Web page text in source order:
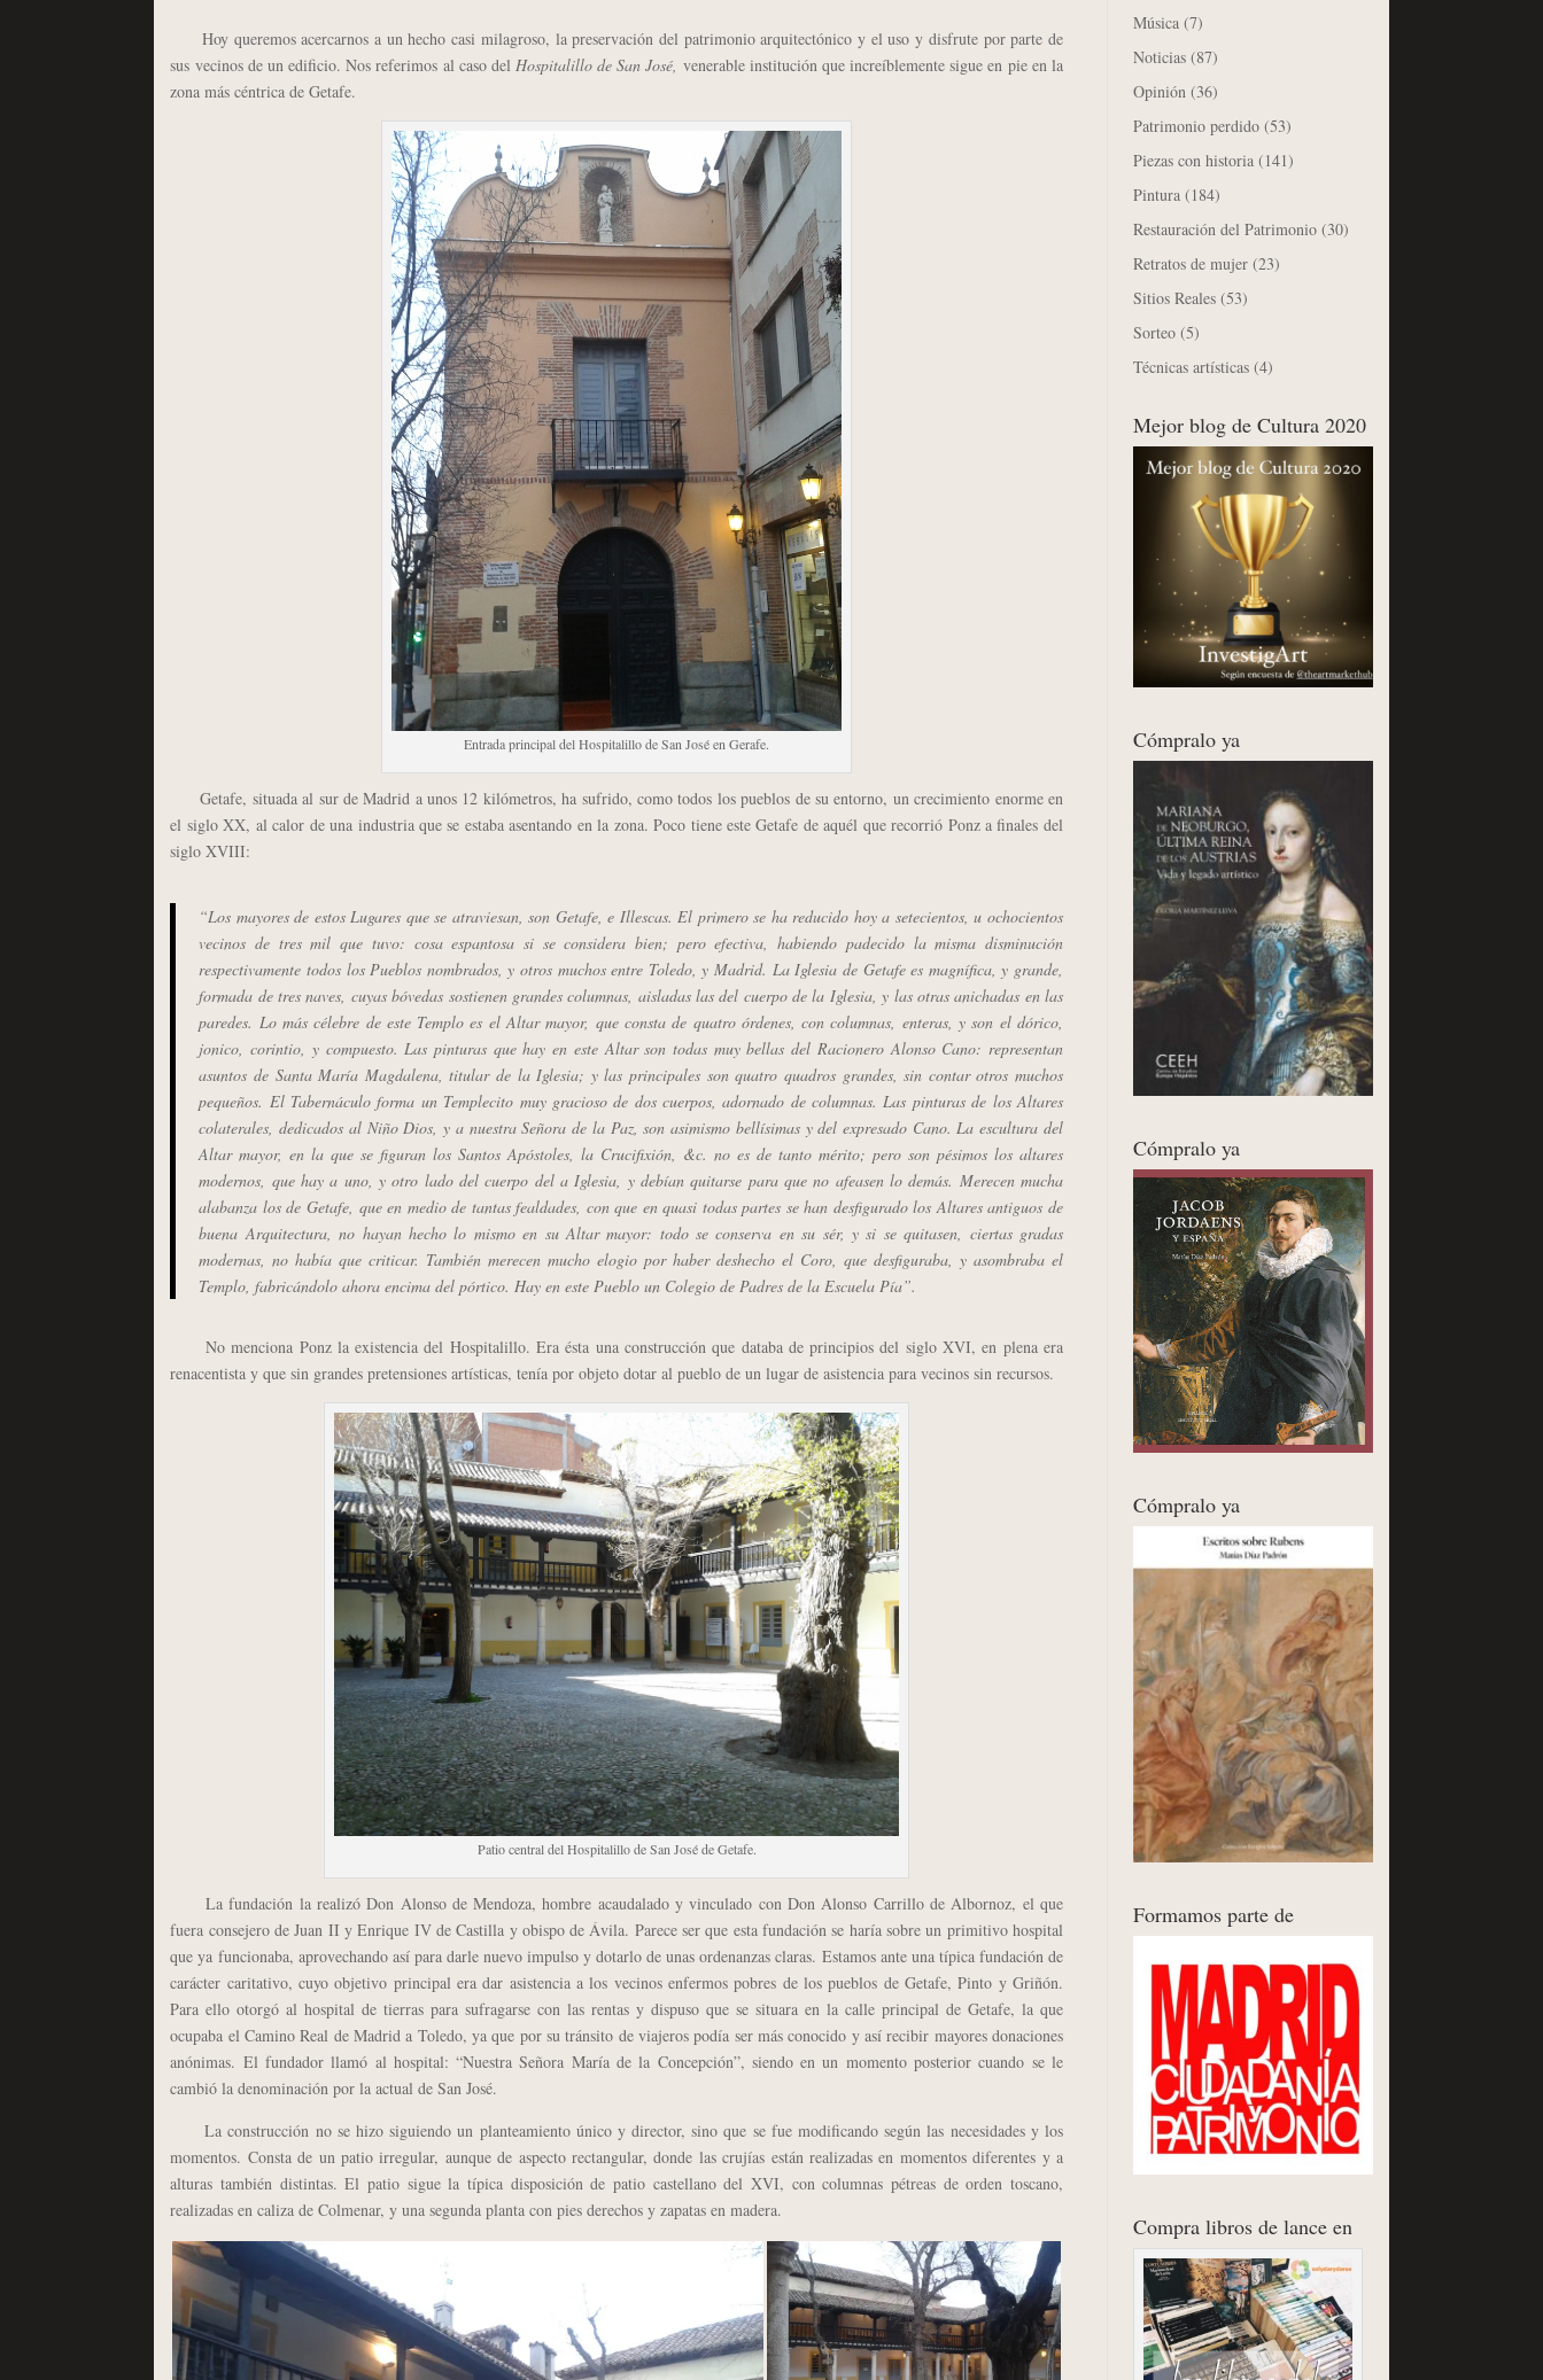
Hoy queremos acercarnos a un hecho casi milagroso, la preservación del patrimonio arquitectónico y el uso y disfrute por parte de
sus vecinos de un edificio. Nos referimos al caso delHospitalillo de San José, venerable institución que increíblemente sigue en pie en la
zona más céntrica de Getafe.
Entrada principal del Hospitalillo de San José en Gerafe.
Getafe, situada al sur de Madrid a unos 12 kilómetros, ha sufrido, como todos los pueblos de su entorno, un crecimiento enorme en
el siglo XX, al calor de una industria que se estaba asentando en la zona. Poco tiene este Getafe de aquél que recorrió Ponz a finales del
siglo XVIII:
“Los mayores de estos Lugares que se atraviesan, son Getafe, e Illescas. El primero se ha reducido hoy a setecientos, u ochocientos
vecinos de tres mil que tuvo: cosa espantosa si se considera bien; pero efectiva, habiendo padecido la misma disminución
respectivamente todos los Pueblos nombrados, y otros muchos entre Toledo, y Madrid. La Iglesia de Getafe es magnífica, y grande,
formada de tres naves, cuyas bóvedas sostienen grandes columnas, aisladas las del cuerpo de la Iglesia, y las otras anichadas en las
paredes. Lo más célebre de este Templo es el Altar mayor, que consta de quatro órdenes, con columnas, enteras, y son el dórico,
jonico, corintio, y compuesto. Las pinturas que hay en este Altar son todas muy bellas del Racionero Alonso Cano: representan
asuntos de Santa María Magdalena, titular de la Iglesia; y las principales son quatro quadros grandes, sin contar otros muchos
pequeños. El Tabernáculo forma un Templecito muy gracioso de dos cuerpos, adornado de columnas. Las pinturas de los Altares
colaterales, dedicados al Niño Dios, y a nuestra Señora de la Paz, son asimismo bellísimas y del expresado Cano. La escultura del
Altar mayor, en la que se figuran los Santos Apóstoles, la Crucifixión, &c. no es de tanto mérito; pero son pésimos los altares
modernos, que hay a uno, y otro lado del cuerpo del a Iglesia, y debían quitarse para que no afeasen lo demás. Merecen mucha
alabanza los de Getafe, que en medio de tantas fealdades, con que en quasi todas partes se han desfigurado los Altares antiguos de
buena Arquitectura, no hayan hecho lo mismo en su Altar mayor: todo se conserva en su sér, y si se quitasen, ciertas gradas
modernas, no había que criticar. También merecen mucho elogio por haber deshecho el Coro, que desfiguraba, y asombraba el
Templo, fabricándolo ahora encima del pórtico. Hay en este Pueblo un Colegio de Padres de la Escuela Pía”.
No menciona Ponz la existencia del Hospitalillo. Era ésta una construcción que databa de principios del siglo XVI, en plena era
renacentista y que sin grandes pretensiones artísticas, tenía por objeto dotar al pueblo de un lugar de asistencia para vecinos sin recursos.
Patio central del Hospitalillo de San José de Getafe.
La fundación la realizó Don Alonso de Mendoza, hombre acaudalado y vinculado con Don Alonso Carrillo de Albornoz, el que
fuera consejero de Juan II y Enrique IV de Castilla y obispo de Ávila. Parece ser que esta fundación se haría sobre un primitivo hospital
que ya funcionaba, aprovechando así para darle nuevo impulso y dotarlo de unas ordenanzas claras. Estamos ante una típica fundación de
carácter caritativo, cuyo objetivo principal era dar asistencia a los vecinos enfermos pobres de los pueblos de Getafe, Pinto y Griñón.
Para ello otorgó al hospital de tierras para sufragarse con las rentas y dispuso que se situara en la calle principal de Getafe, la que
ocupaba el Camino Real de Madrid a Toledo, ya que por su tránsito de viajeros podía ser más conocido y así recibir mayores donaciones
anónimas. El fundador llamó al hospital: “Nuestra Señora María de la Concepción”, siendo en un momento posterior cuando se le
cambió la denominación por la actual de San José.
La construcción no se hizo siguiendo un planteamiento único y director, sino que se fue modificando según las necesidades y los
momentos. Consta de un patio irregular, aunque de aspecto rectangular, donde las crujías están realizadas en momentos diferentes y a
alturas también distintas. El patio sigue la típica disposición de patio castellano del XVI, con columnas pétreas de orden toscano,
realizadas en caliza de Colmenar, y una segunda planta con pies derechos y zapatas en madera.
Música (7)
Noticias (87)
Opinión (36)
Patrimonio perdido (53)
Piezas con historia (141)
Pintura (184)
Restauración del Patrimonio (30)
Retratos de mujer (23)
Sitios Reales (53)
Sorteo (5)
Técnicas artísticas (4)
Mejor blog de Cultura 2020
Cómpralo ya
Cómpralo ya
Cómpralo ya
Formamos parte de
Compra libros de lance en